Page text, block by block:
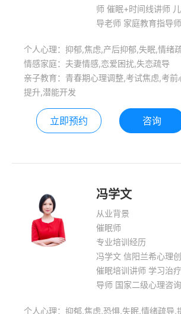
师 催眠+时间线讲师
导老师 家庭教育指导
年的咨询经验，擅长领
响当下情绪催眠干预、
痛、各种情绪问题、
个人心理：抑郁,焦虑,产后抑郁,失眠,情绪
情感家庭：夫妻情感,恋爱困扰,失恋疏导
亲子教育：青春期心理调整,考试焦虑,考前
提升,潜能开发
立即预约 咨询
冯学文
从业背景
催眠师
专业培训经历
冯学文 信阳兰希心理
催眠培训讲师 学习治
导师 国家二级心理咨
个人心理：抑郁,焦虑,恐惧,失眠,情绪疏导,